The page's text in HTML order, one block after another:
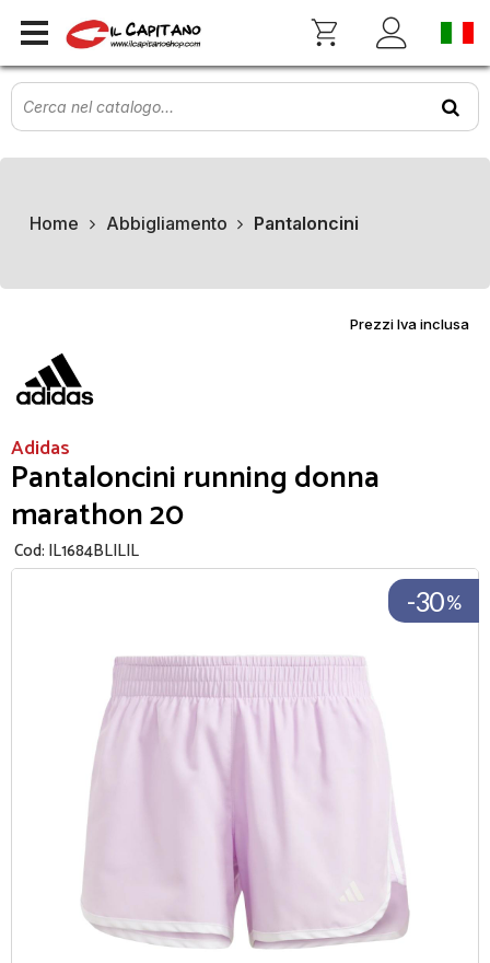
Home Abbigliamento Pantaloncini
Prezzi Iva inclusa
Adidas
Pantaloncini running donna
marathon 20
Cod: IL1684BLILIL
-30%